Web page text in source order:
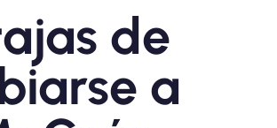
Planes de la tienda
de
a